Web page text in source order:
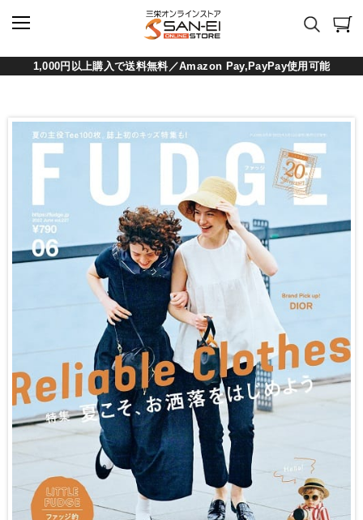
1,000円以上購入で送料無料／Amazon Pay,PayPay使用可能